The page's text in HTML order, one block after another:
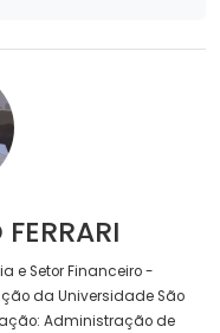
e Setor Financeiro -
da Universidade São
Administração de